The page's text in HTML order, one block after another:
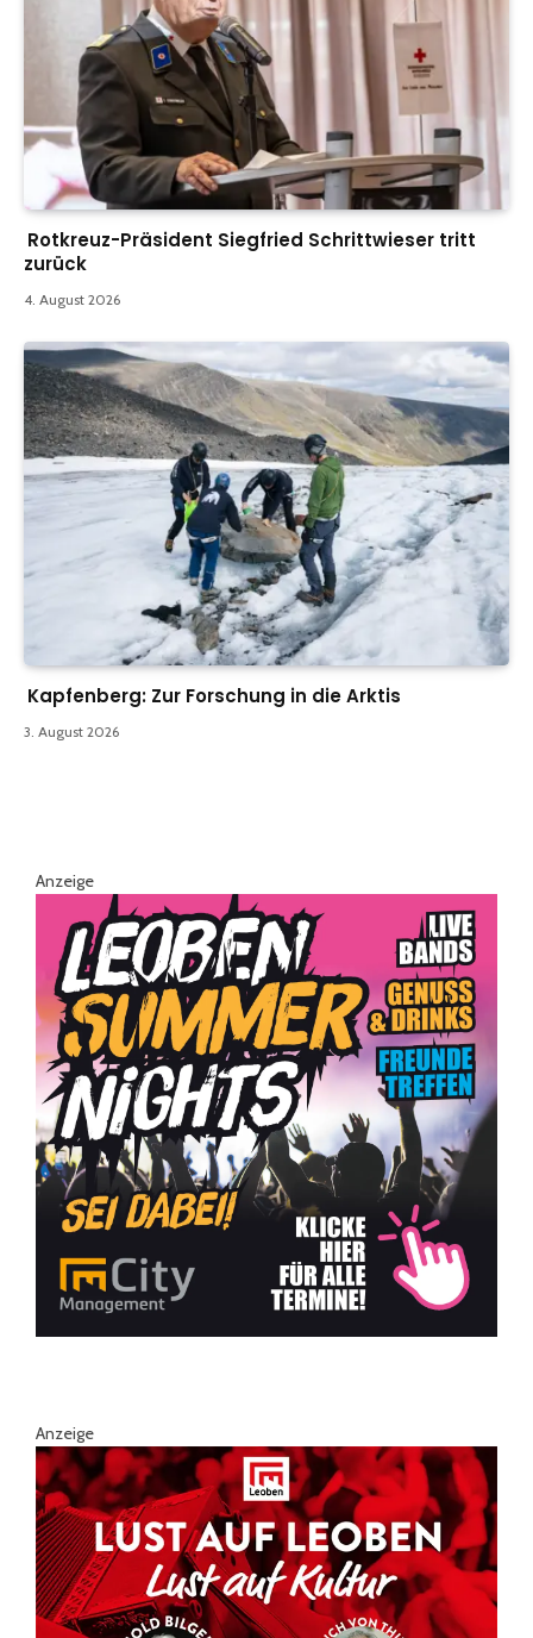
Rotkreuz-Präsident Siegfried Schrittwieser tritt
zurück
4. August 2026
Kapfenberg: Zur Forschung in die Arktis
3. August 2026
Anzeige
Anzeige